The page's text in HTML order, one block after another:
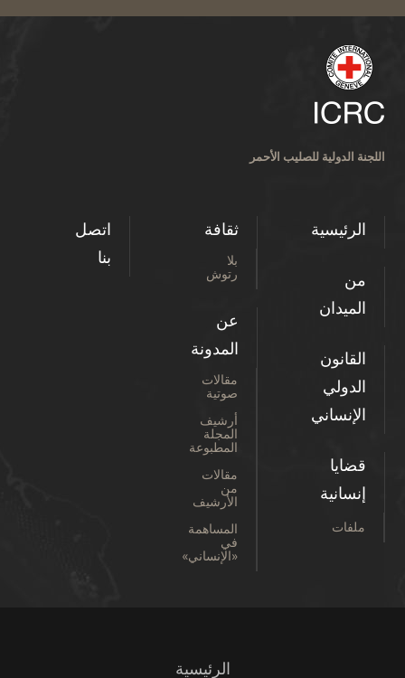
اللجنة الدولية للصليب الأحمر
الرئيسية
من
الميدان
القانون
الدولي
الإنساني
قضايا
إنسانية
ملفات
ثقافة
بلا
رتوش
عن
المدونة
مقالات
صوتية
أرشيف
المجلة
المطبوعة
مقالات
من
الأرشيف
المساهمة
في
«الإنساني»
اتصل
بنا
الرئيسية